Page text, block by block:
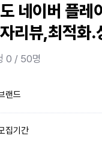
네이버 플레
리뷰,최적화.
0 / 50명
랜드
집기간